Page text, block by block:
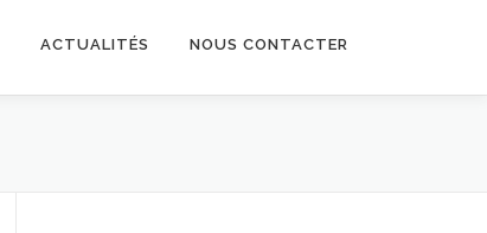
ACTUALITÉS NOUS CONTACTER